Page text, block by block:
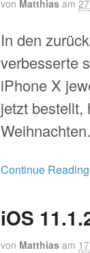
von Matthias am
In den
verbesserte
iPhone X
jetzt bestellt,
Weihnachten.
Continue Reading
iOS
von Matthias am